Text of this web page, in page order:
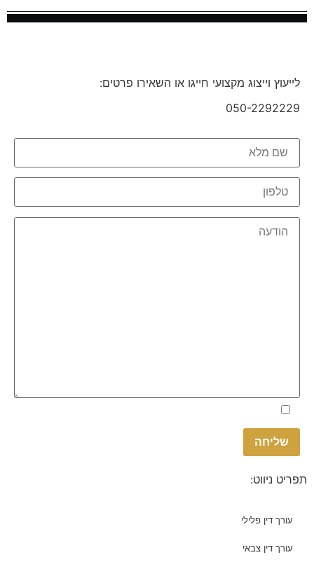
לייעוץ וייצוג מקצועי חייגו או השאירו פרטים:
050-2292229
Please
leave
this
field
empty.
תפריט ניווט:
עורך דין פלילי
עורך דין צבאי